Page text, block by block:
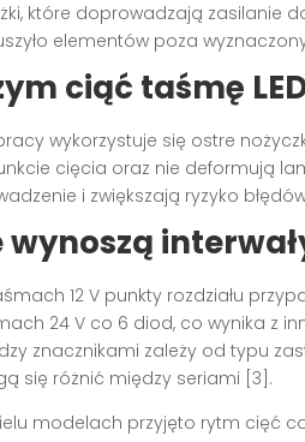
które doprowadzają zasilanie
elementów poza
ciąć taśmę
wykorzystuje się ostre
cięcia oraz nie deformują
i zwiększają ryzyko
wynoszą
12 V punkty rozdziału
24 V co 6 diod, co wynika z
znacznikami zależy od typu
się różnić między seriami [3].
modelach przyjęto rytm cięć